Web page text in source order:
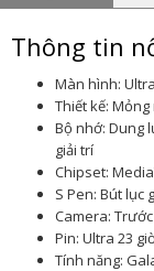
Thông tin
Màn hình:
Thiết kế:
Bộ nhớ: Dung
giải trí
Chipset:
S Pen: Bút lục
Camera:
Pin: Ultra 23
Tính năng: